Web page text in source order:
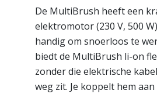
De MultiBrush heeft een
elektromotor (230 V, 500
handig om snoerloos te
biedt de MultiBrush li-on
zonder die elektrische
weg zit. Je koppelt hem aan